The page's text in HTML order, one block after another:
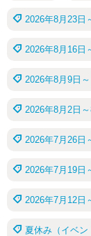
2026年8月23日
2026年8月16日
2026年8月9日
2026年8月2日
2026年7月26日
2026年7月19日
2026年7月12日
夏休み（イベン